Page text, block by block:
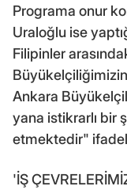
Programa onur
Uraloğlu ise
Filipinler
Büyükelçiliğimizin
Ankara
yana istikrarlı bir
etmektedir"
'İŞ